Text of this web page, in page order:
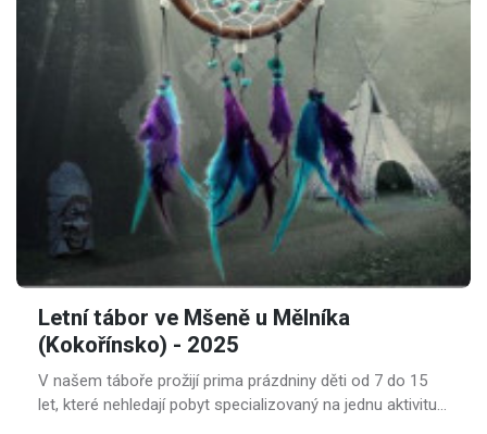
Letní tábor ve Mšeně u Mělníka
(Kokořínsko) - 2025
V našem táboře prožijí prima prázdniny děti od 7 do 15
let, které nehledají pobyt specializovaný na jednu aktivitu,